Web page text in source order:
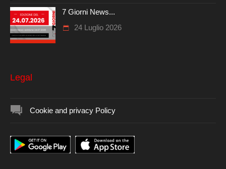
7 Giorni News...
24 Luglio 2026
Legal
Cookie and privacy Policy